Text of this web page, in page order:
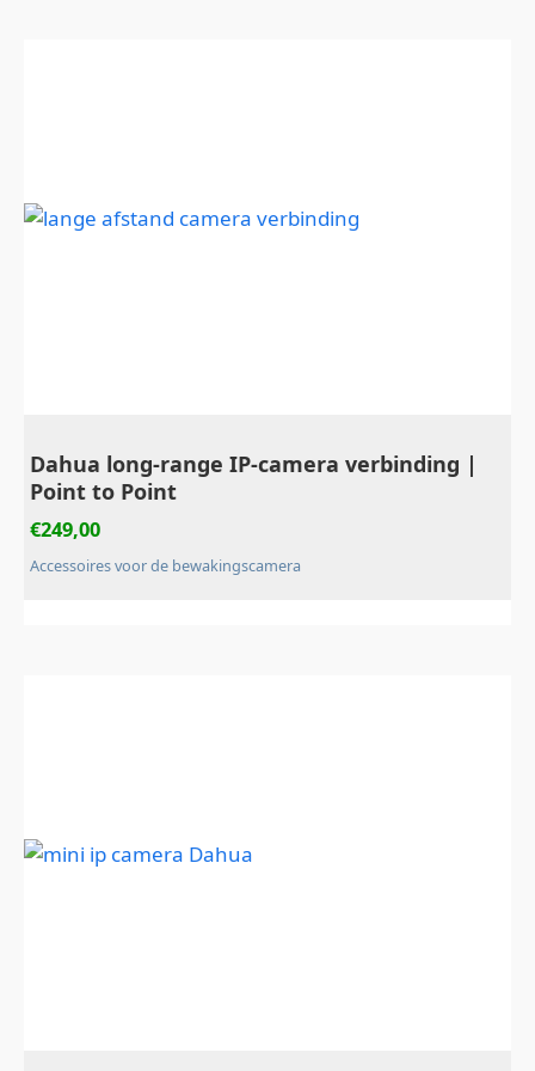
Dahua long-range IP-camera verbinding |
Point to Point
€249,00
Accessoires voor de bewakingscamera